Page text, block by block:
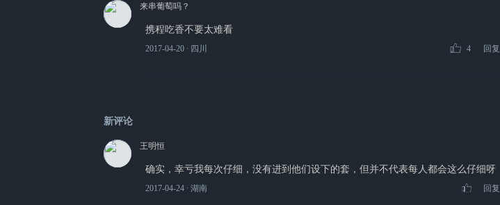
来串葡萄吗？
携程吃香不要太难看
2017-04-20 ∙ 四川 4 回复
新评论
王明恒
确实，幸亏我每次仔细，没有进到他们设下的套，但并不代表每人都会这么仔细呀
2017-04-24 ∙ 湖南 回复